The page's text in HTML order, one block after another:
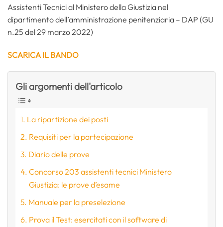
Assistenti Tecnici al Ministero della Giustizia nel
dipartimento dell’amministrazione penitenziaria – DAP (GU
n.25 del 29 marzo 2022)
SCARICA IL BANDO
Gli argomenti dell'articolo
La ripartizione dei posti
Requisiti per la partecipazione
Diario delle prove
Concorso 203 assistenti tecnici Ministero
Giustizia: le prove d’esame
Manuale per la preselezione
Prova il Test: esercitati con il software di